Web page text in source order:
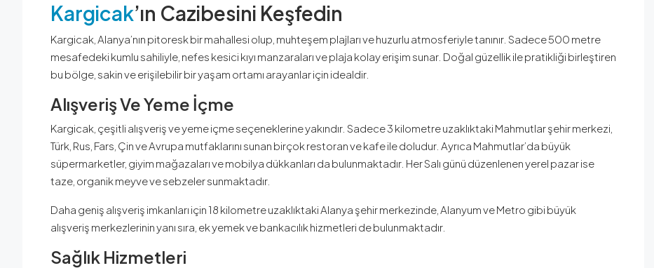
Kargicak’ın Cazibesini Keşfedin
Kargicak, Alanya’nın pitoresk bir mahallesi olup, muhteşem plajları ve huzurlu atmosferiyle tanınır. Sadece 500 metre
mesafedeki kumlu sahiliyle, nefes kesici kıyı manzaraları ve plaja kolay erişim sunar. Doğal güzellik ile pratikliği birleştiren
bu bölge, sakin ve erişilebilir bir yaşam ortamı arayanlar için idealdir.
Alışveriş Ve Yeme İçme
Kargicak, çeşitli alışveriş ve yeme içme seçeneklerine yakındır. Sadece 3 kilometre uzaklıktaki Mahmutlar şehir merkezi,
Türk, Rus, Fars, Çin ve Avrupa mutfaklarını sunan birçok restoran ve kafe ile doludur. Ayrıca Mahmutlar’da büyük
süpermarketler, giyim mağazaları ve mobilya dükkanları da bulunmaktadır. Her Salı günü düzenlenen yerel pazar ise
taze, organik meyve ve sebzeler sunmaktadır.
Daha geniş alışveriş imkanları için 18 kilometre uzaklıktaki Alanya şehir merkezinde, Alanyum ve Metro gibi büyük
alışveriş merkezlerinin yanı sıra, ek yemek ve bankacılık hizmetleri de bulunmaktadır.
Sağlık Hizmetleri